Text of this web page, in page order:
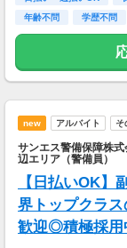
金をおろせる！
いに行く手間は不
未経験者：研修
験1年以上（直
あり └合計60000
は対象外） └交
れている方は新
h）
年齢不問
学歴不問
new アルバイト そ
サンエス警備保障株
辺エリア（警備員）
【日払いOK】
界トップクラ
歓迎◎積極採用